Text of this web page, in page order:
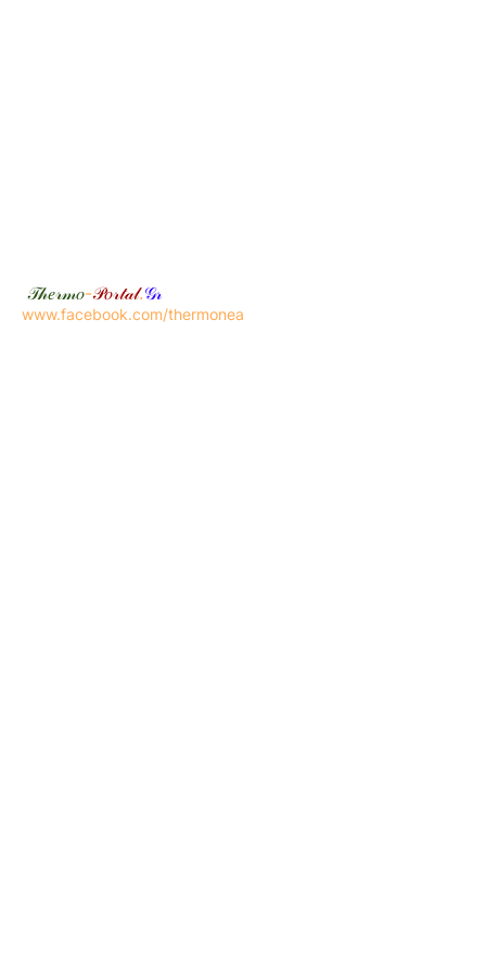
𝒯𝒽𝑒𝓇𝓂𝑜-𝒫𝑜𝓇𝓉𝒶𝓁.𝒢𝓇
www.facebook.com/thermonea